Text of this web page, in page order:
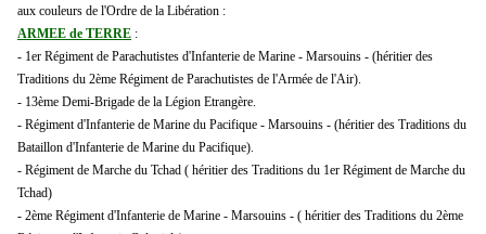
aux couleurs de l'Ordre de la Libération :
ARMEE de TERRE :
- 1er Régiment de Parachutistes d'Infanterie de Marine - Marsouins - (héritier des
Traditions du 2ème Régiment de Parachutistes de l'Armée de l'Air).
- 13ème Demi-Brigade de la Légion Etrangère.
- Régiment d'Infanterie de Marine du Pacifique - Marsouins - (héritier des Traditions du
Bataillon d'Infanterie de Marine du Pacifique).
- Régiment de Marche du Tchad ( héritier des Traditions du 1er Régiment de Marche du
Tchad)
- 2ème Régiment d'Infanterie de Marine - Marsouins - ( héritier des Traditions du 2ème